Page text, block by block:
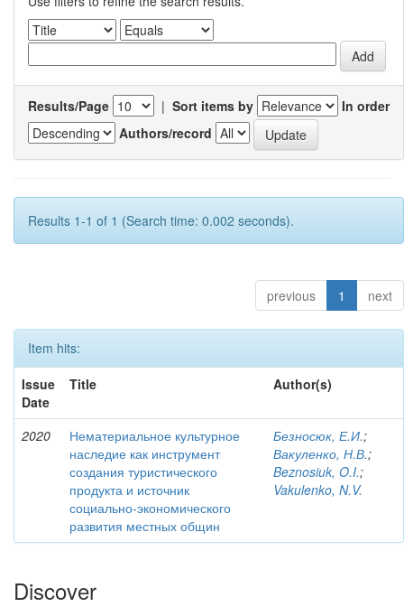
Results/Page | Sort items by
In order
Authors/record
Results 1-1 of 1 (Search time: 0.002 seconds).
previous 1 next
Item hits:
Issue
Date
Title Author(s)
2020
Нематериальное культурное
наследие как инструмент
создания туристического
продукта и источник
социально-экономического
развития местных общин
Безносюк, Е.И.;
Вакуленко, Н.В.;
Beznosiuk, O.I.;
Vakulenko, N.V.
Discover